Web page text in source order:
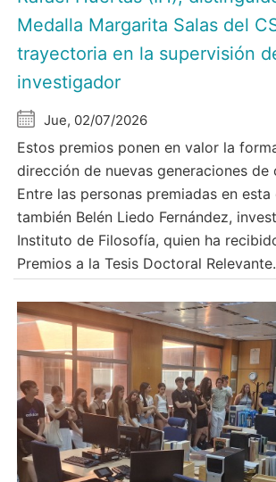
Medalla Margarita Salas del
trayectoria en la supervisión
investigador
Jue, 02/07/2026
Estos premios ponen en valor la
dirección de nuevas generaciones de
Entre las personas premiadas en
también Belén Liedo Fernández,
Instituto de Filosofía, quien ha
Premios a la Tesis Doctoral Relevante.